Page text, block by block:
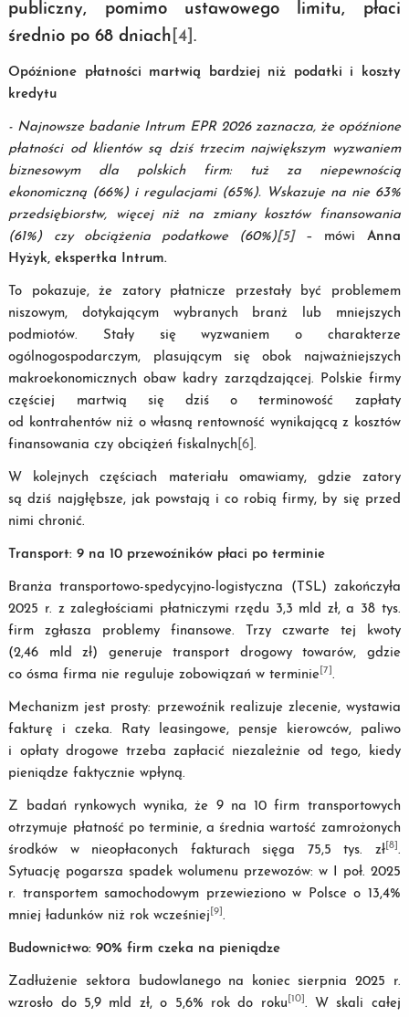
publiczny, pomimo ustawowego limitu, płaci
średnio po 68 dniach [4].
Opóźnione płatności martwią bardziej niż podatki i koszty
kredytu
- Najnowsze badanie Intrum EPR 2026 zaznacza, że opóźnione
płatności od klientów są dziś trzecim największym wyzwaniem
biznesowym dla polskich firm: tuż za niepewnością
ekonomiczną (66%) i regulacjami (65%). Wskazuje na nie 63%
przedsiębiorstw, więcej niż na zmiany kosztów finansowania
(61%) czy obciążenia podatkowe (60%)[5] – mówi Anna
Hyżyk, ekspertka Intrum.
To pokazuje, że zatory płatnicze przestały być problemem
niszowym, dotykającym wybranych branż lub mniejszych
podmiotów. Stały się wyzwaniem o charakterze
ogólnogospodarczym, plasującym się obok najważniejszych
makroekonomicznych obaw kadry zarządzającej. Polskie firmy
częściej martwią się dziś o terminowość zapłaty
od kontrahentów niż o własną rentowność wynikającą z kosztów
finansowania czy obciążeń fiskalnych [6].
W kolejnych częściach materiału omawiamy, gdzie zatory
są dziś najgłębsze, jak powstają i co robią firmy, by się przed
nimi chronić.
Transport: 9 na 10 przewoźników płaci po terminie
Branża transportowo-spedycyjno-logistyczna (TSL) zakończyła
2025 r. z zaległościami płatniczymi rzędu 3,3 mld zł, a 38 tys.
firm zgłasza problemy finansowe. Trzy czwarte tej kwoty
(2,46 mld zł) generuje transport drogowy towarów, gdzie
co ósma firma nie reguluje zobowiązań w terminie [7] .
Mechanizm jest prosty: przewoźnik realizuje zlecenie, wystawia
fakturę i czeka. Raty leasingowe, pensje kierowców, paliwo
i opłaty drogowe trzeba zapłacić niezależnie od tego, kiedy
pieniądze faktycznie wpłyną.
Z badań rynkowych wynika, że 9 na 10 firm transportowych
otrzymuje płatność po terminie, a średnia wartość zamrożonych
środków w nieopłaconych fakturach sięga 75,5 tys. zł [8] .
Sytuację pogarsza spadek wolumenu przewozów: w I poł. 2025
r. transportem samochodowym przewieziono w Polsce o 13,4%
mniej ładunków niż rok wcześniej [9] .
Budownictwo: 90% firm czeka na pieniądze
Zadłużenie sektora budowlanego na koniec sierpnia 2025 r.
wzrosło do 5,9 mld zł, o 5,6% rok do roku [10] . W skali całej